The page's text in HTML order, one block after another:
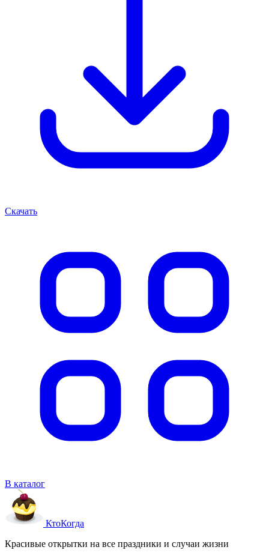
Скачать
В каталог
КтоКогда
Красивые открытки на все праздники и случаи жизни